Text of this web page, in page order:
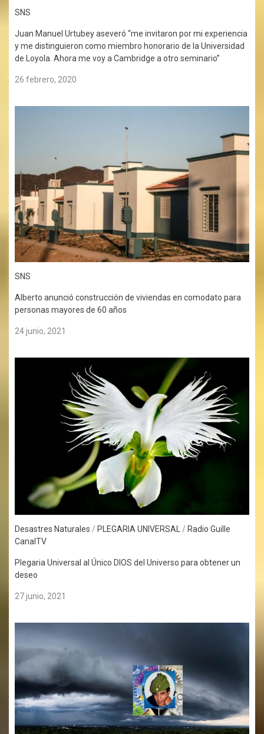
SNS
Juan Manuel Urtubey aseveró “me invitaron por mi experiencia
y me distinguieron como miembro honorario de la Universidad
de Loyola. Ahora me voy a Cambridge a otro seminario”
26 febrero, 2020
SNS
Alberto anunció construcción de viviendas en comodato para
personas mayores de 60 años
24 junio, 2021
Desastres Naturales / PLEGARIA UNIVERSAL/ Radio Guille
CanalTV
Plegaria Universal al Único DIOS del Universo para obtener un
deseo
27 junio, 2021